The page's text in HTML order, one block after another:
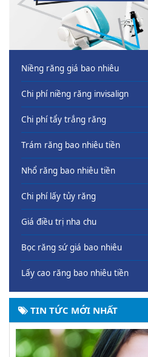
Niềng răng giá bao nhiêu
Chi phí niềng răng invisalign
Chi phí tẩy trắng răng
Trám răng bao nhiêu tiền
Nhổ răng bao nhiêu tiền
Chi phí lấy tủy răng
Giá điều trị nha chu
Bọc răng sứ giá bao nhiêu
Lấy cao răng bao nhiêu tiền
TIN TỨC MỚI NHẤT